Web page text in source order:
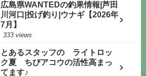
広島県WANTEDの釣果情報|芦田
川河口|投げ釣り|ウナギ【2026年
7月】
333 views
とあるスタッフの ライトロッ
ク夏 ちびアコウの活性高まっ
てます♪